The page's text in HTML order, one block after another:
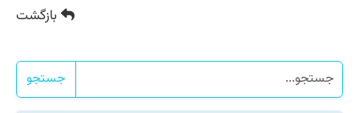
بازگشت
جستجو